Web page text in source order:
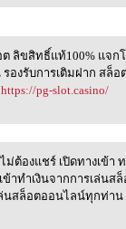
งจาก
ลิขสิทธิ์แท้100% แจ
องรับการเติมฝาก ส
https://pg-slot.casino/
รดิตฟรี
ต้องแชร์ เปิดทางเข้า
าทำเงินจากการเล่นส
ล่นสล็อตออนไลน์ทุกท่าน